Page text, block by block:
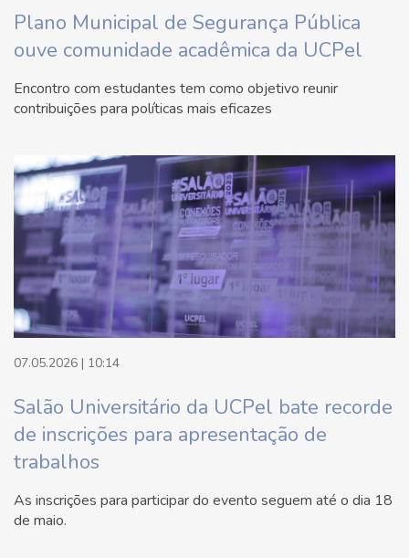
Plano Municipal de Segurança Pública
ouve comunidade acadêmica da UCPel
Encontro com estudantes tem como objetivo reunir
contribuições para políticas mais eficazes
07.05.2026 | 10:14
Salão Universitário da UCPel bate recorde
de inscrições para apresentação de
trabalhos
As inscrições para participar do evento seguem até o dia 18
de maio.